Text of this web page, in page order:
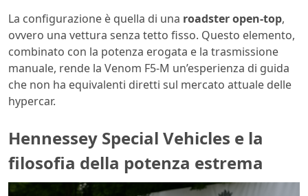
La configurazione è quella di una roadster open-top,
ovvero una vettura senza tetto fisso. Questo elemento,
combinato con la potenza erogata e la trasmissione
manuale, rende la Venom F5-M un’esperienza di guida
che non ha equivalenti diretti sul mercato attuale delle
hypercar.
Hennessey Special Vehicles e la
filosofia della potenza estrema